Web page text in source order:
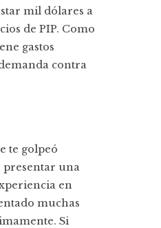
mil dólares a
de PIP. Como
gastos
contra
te golpeó
presentar una
en
muchas
Si